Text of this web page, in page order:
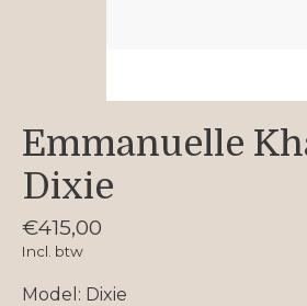
Emmanuelle
Dixie
€415,00
Incl. btw
Model: Dixie